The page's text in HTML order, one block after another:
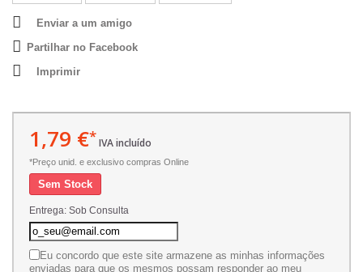
Enviar a um amigo
Partilhar no Facebook
Imprimir
1,79 €*IVA incluído
*Preço unid. e exclusivo compras Online
Sem Stock
Entrega: Sob Consulta
Eu concordo que este site armazene as minhas informações
enviadas para que os mesmos possam responder ao meu